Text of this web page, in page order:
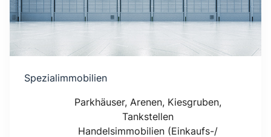
Spezialimmobilien
Parkhäuser, Arenen, Kiesgruben,
Tankstellen
Handelsimmobilien (Einkaufs-/